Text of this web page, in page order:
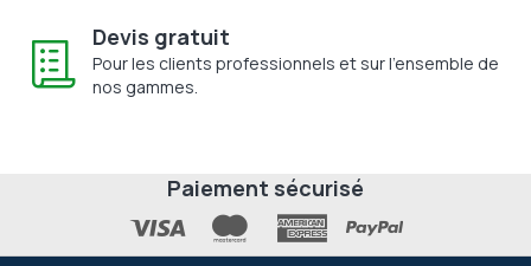
Devis gratuit
Pour les clients professionnels et sur l'ensemble de
nos gammes.
Paiement sécurisé